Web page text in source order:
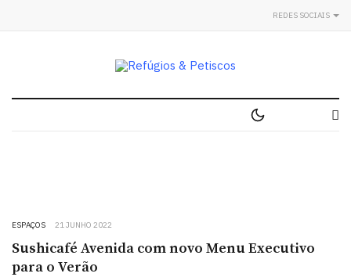
REDES SOCIAIS
ESPAÇOS 21 JUNHO 2022
Sushicafé Avenida com novo Menu Executivo
para o Verão